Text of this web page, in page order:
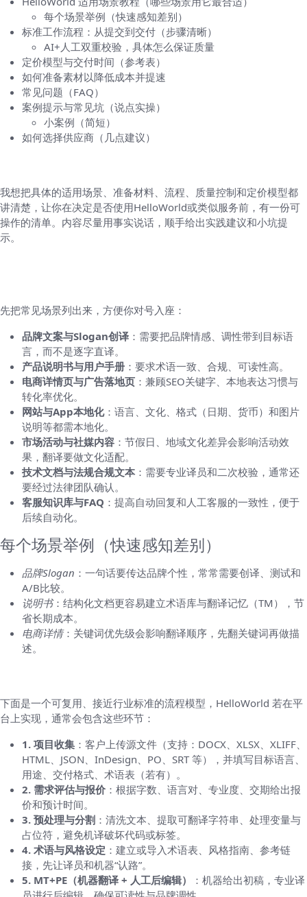
每个场景举例（快速感知差别）
标准工作流程：从提交到交付（步骤清晰）
AI+人工双重校验，具体怎么保证质量
定价模型与交付时间（参考表）
如何准备素材以降低成本并提速
常见问题（FAQ）
案例提示与常见坑（说点实操）
小案例（简短）
如何选择供应商（几点建议）
我想把具体的适用场景、准备材料、流程、质量控制和定价模型都
讲清楚，让你在决定是否使用HelloWorld或类似服务前，有一份可
操作的清单。内容尽量用事实说话，顺手给出实践建议和小坑提
示。
先把常见场景列出来，方便你对号入座：
品牌文案与Slogan创译 ：需要把品牌情感、调性带到目标语
言，而不是逐字直译。
产品说明书与用户手册 ：要求术语一致、合规、可读性高。
电商详情页与广告落地页 ：兼顾SEO关键字、本地表达习惯与
转化率优化。
网站与App本地化：语言、文化、格式（日期、货币）和图片
说明等都需本地化。
市场活动与社媒内容 ：节假日、地域文化差异会影响活动效
果，翻译要做文化适配。
技术文档与法规合规文本 ：需要专业译员和二次校验，通常还
要经过法律团队确认。
客服知识库与FAQ ：提高自动回复和人工客服的一致性，便于
后续自动化。
每个场景举例（快速感知差别）
品牌Slogan ：一句话要传达品牌个性，常常需要创译、测试和
A/B比较。
说明书：结构化文档更容易建立术语库与翻译记忆（TM），节
省长期成本。
电商详情：关键词优先级会影响翻译顺序，先翻关键词再做描
述。
下面是一个可复用、接近行业标准的流程模型，HelloWorld 若在平
台上实现，通常会包含这些环节：
1. 项目收集 ：客户上传源文件（支持：DOCX、XLSX、XLIFF、
HTML、JSON、InDesign、PO、SRT 等），并填写目标语言、
用途、交付格式、术语表（若有）。
2. 需求评估与报价 ：根据字数、语言对、专业度、交期给出报
价和预计时间。
3. 预处理与分割 ：清洗文本、提取可翻译字符串、处理变量与
占位符，避免机译破坏代码或标签。
4. 术语与风格设定 ：建立或导入术语表、风格指南、参考链
接，先让译员和机器“认路”。
5. MT+PE（机器翻译 + 人工后编辑）
：机器给出初稿，专业译